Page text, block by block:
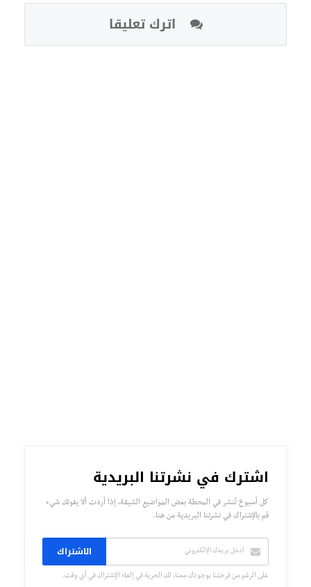
اترك تعليقا
اشترك في نشرتنا البريدية
كل أسبوع تُنشر في المحطة بعض المواضيع الشيقة، إذا أردت ألا يفوتك شيء
قم بالإشتراك في نشرتنا البريدية من هنا.
الاشتراك
على الرغم من فرحتنا بوجودك معنا، لك الحرية في إلغاء الإشتراك في أي وقت.